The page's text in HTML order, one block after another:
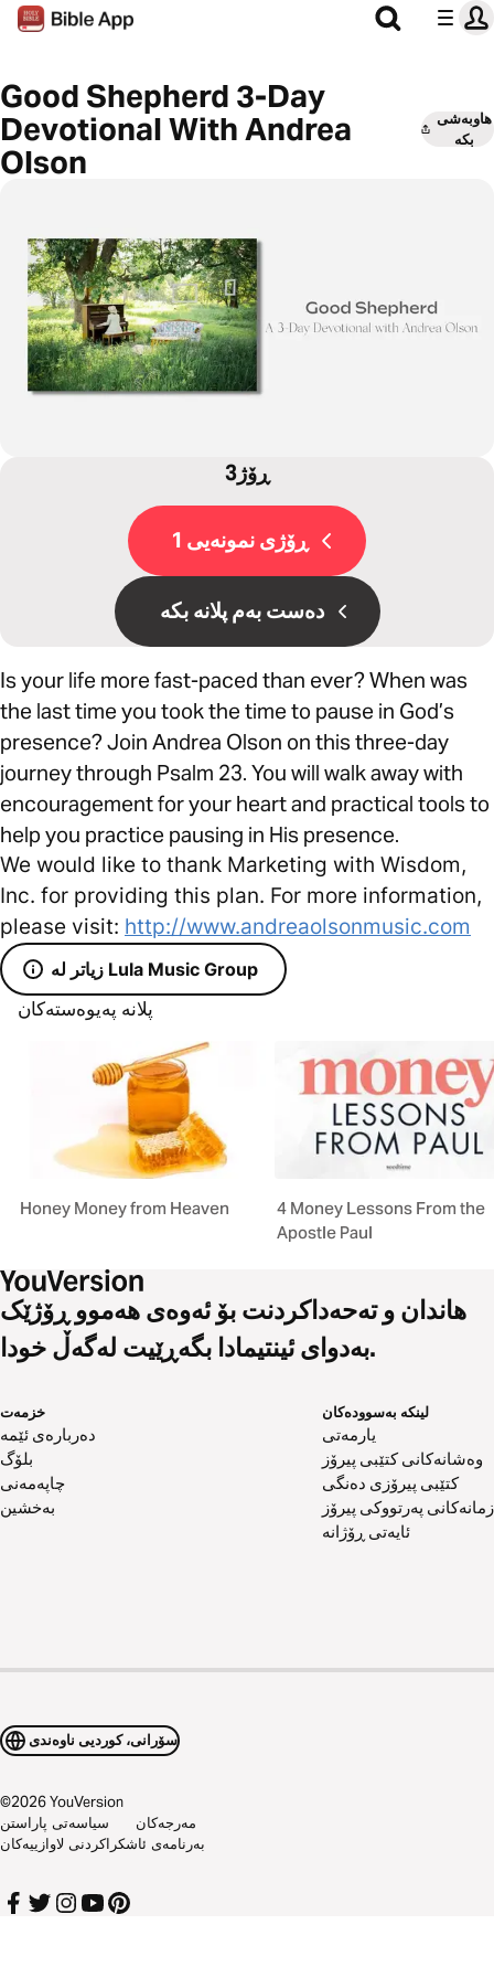
Good Shepherd 3-Day
Devotional With Andrea
Olson
هاوبەشی
بکە
3ڕۆژ
ڕۆژی نمونەیی 1
دەست بەم پلانە بکە
Is your life more fast-paced than ever? When was
the last time you took the time to pause in God’s
presence? Join Andrea Olson on this three-day
journey through Psalm 23. You will walk away with
encouragement for your heart and practical tools to
help you practice pausing in His presence.
We would like to thank Marketing with Wisdom,
Inc. for providing this plan. For more information,
please visit: http://www.andreaolsonmusic.com
زیاتر لە Lula Music Group
پلانە پەیوەستەکان
Honey Money from Heaven
4 Money Lessons From the
Apostle Paul
هاندان و تەحەداکردنت بۆ ئەوەی هەموو ڕۆژێک
بەدوای ئینتیمادا بگەڕێیت لەگەڵ خودا.
خزمەت
دەربارەی ئێمە
بلۆگ
چاپەمەنی
بەخشین
لینکە بەسوودەکان
یارمەتی
وەشانەکانی کتێبی پیرۆز
کتێبی پیرۆزی دەنگی
زمانەکانی پەرتووکی پیرۆز
ئایەتی ڕۆژانە
سۆرانی، کوردیی ناوەندی
©2026YouVersion
سیاسەتی پاراستن
مەرجەکان
بەرنامەی ئاشکراکردنی لاوازییەکان